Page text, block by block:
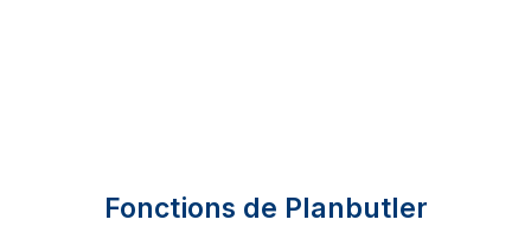
Fonctions de Planbutler